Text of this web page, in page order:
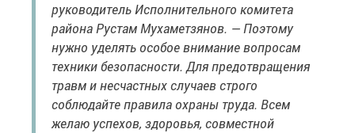
руководитель Исполнительного комитета
района Рустам Мухаметзянов. — Поэтому
нужно уделять особое внимание вопросам
техники безопасности. Для предотвращения
травм и несчастных случаев строго
соблюдайте правила охраны труда. Всем
желаю успехов, здоровья, совместной